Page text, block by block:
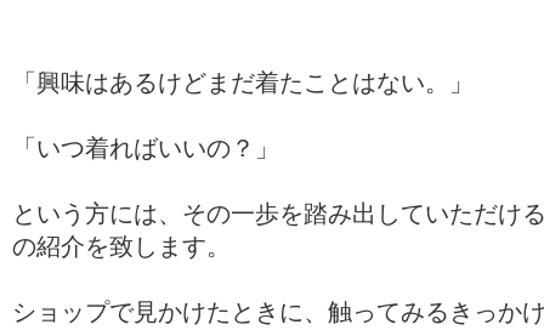
「興味はあるけどまだ着たことはない。」
「いつ着ればいいの？」
という方には、その一歩を踏み出していただけ
の紹介を致します。
ショップで見かけたときに、触ってみるきっか